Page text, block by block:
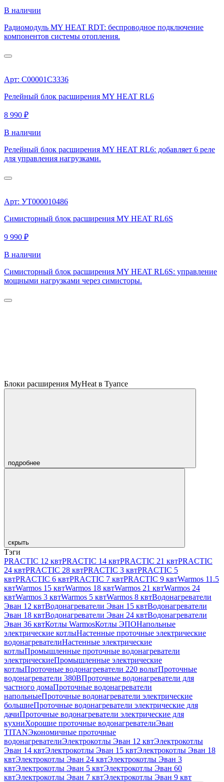
В наличии
Радиомодуль MY HEAT RDT: беспроводное подключение
компонентов системы отопления.
Арт: С00001С3336
Релейный блок расширения MY HEAT RL6
8 990 ₽
В наличии
Релейный блок расширения MY HEAT RL6: добавляет 6 реле
для управления нагрузками.
Арт: УТ000010486
Симисторный блок расширения MY HEAT RL6S
9 990 ₽
В наличии
Симисторный блок расширения MY HEAT RL6S: управление
мощными нагрузками через симисторы.
Блоки расширения MyHeat в Туапсе
подробнее
скрыть
Тэги
PRACTIC 12 квтPRACTIC 14 квтPRACTIC 21 квтPRACTIC
24 квтPRACTIC 28 квтPRACTIC 3 квтPRACTIC 5
квтPRACTIC 6 квтPRACTIC 7 квтPRACTIC 9 квтWarmos 11.5
квтWarmos 15 квтWarmos 18 квтWarmos 21 квтWarmos 24
квтWarmos 3 квтWarmos 5 квтWarmos 8 квтВодонагреватели
Эван 12 квтВодонагреватели Эван 15 квтВодонагреватели
Эван 18 квтВодонагреватели Эван 24 квтВодонагреватели
Эван 36 квтКотлы WarmosКотлы ЭПОНапольные
электрические котлыНастенные проточные электрические
водонагревателиНастенные электрические
котлыПромышленные проточные водонагреватели
электрическиеПромышленные электрические
котлыПроточные водонагреватели 220 вольтПроточные
водонагреватели 380ВПроточные водонагреватели для
частного домаПроточные водонагреватели
напольныеПроточные водонагреватели электрические
большиеПроточные водонагреватели электрические для
дачиПроточные водонагреватели электрические для
кухниХорошие проточные водонагревателиЭван
TITANЭкономичные проточные
водонагревателиЭлектрокотлы Эван 12 квтЭлектрокотлы
Эван 14 квтЭлектрокотлы Эван 15 квтЭлектрокотлы Эван 18
квтЭлектрокотлы Эван 24 квтЭлектрокотлы Эван 3
квтЭлектрокотлы Эван 5 квтЭлектрокотлы Эван 60
квтЭлектрокотлы Эван 7 квтЭлектрокотлы Эван 9 квт